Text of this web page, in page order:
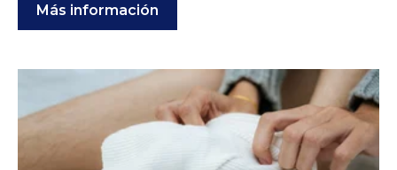
Más información